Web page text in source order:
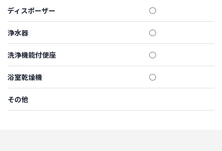
ディスポーザー ◯
浄水器 ◯
洗浄機能付便座 ◯
浴室乾燥機 ◯
その他